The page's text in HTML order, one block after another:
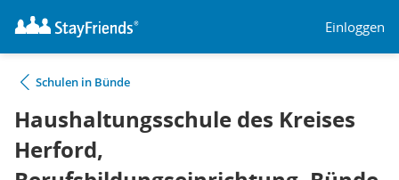
Einloggen
Schulen in Bünde
Haushaltungsschule des Kreises
Herford,